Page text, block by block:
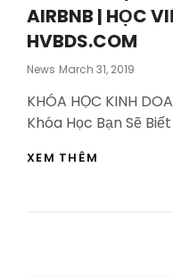
AIRBNB | HỌC
HVBDS.COM
News Posted
March 31, 2019
KHÓA HỌC KINH
Khóa Học Bạn Sẽ
XEM THÊM